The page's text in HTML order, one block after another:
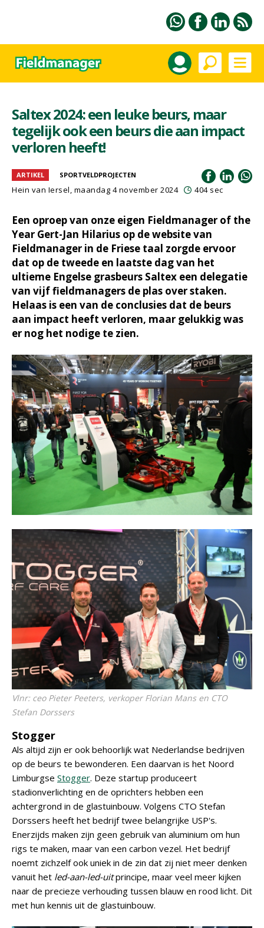
Saltex 2024: een leuke beurs, maar
tegelijk ook een beurs die aan impact
verloren heeft!
ARTIKEL SPORTVELDPROJECTEN
Hein van Iersel, maandag 4 november 2024 404 sec
Een oproep van onze eigen Fieldmanager of the
Year Gert-Jan Hilarius op de website van
Fieldmanager in de Friese taal zorgde ervoor
dat op de tweede en laatste dag van het
ultieme Engelse grasbeurs Saltex een delegatie
van vijf fieldmanagers de plas over staken.
Helaas is een van de conclusies dat de beurs
aan impact heeft verloren, maar gelukkig was
er nog het nodige te zien.
Vlnr: ceo Pieter Peeters, verkoper Florian Mans en CTO
Stefan Dorssers
Stogger
Als altijd zijn er ook behoorlijk wat Nederlandse bedrijven
op de beurs te bewonderen. Een daarvan is het Noord
Limburgse Stogger. Deze startup produceert
stadionverlichting en de oprichters hebben een
achtergrond in de glastuinbouw. Volgens CTO Stefan
Dorssers heeft het bedrijf twee belangrijke USP's.
Enerzijds maken zijn geen gebruik van aluminium om hun
rigs te maken, maar van een carbon vezel. Het bedrijf
noemt zichzelf ook uniek in de zin dat zij niet meer denken
vanuit het led-aan-led-uitprincipe, maar veel meer kijken
naar de precieze verhouding tussen blauw en rood licht. Dit
met hun kennis uit de glastuinbouw.